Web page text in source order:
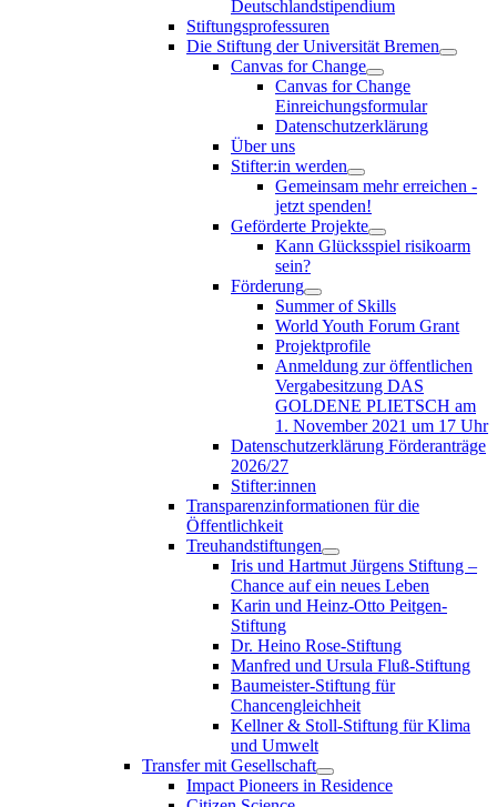
Deutschlandstipendium
Stiftungsprofessuren
Die Stiftung der Universität Bremen
Canvas for Change
Canvas for Change
Einreichungsformular
Datenschutzerklärung
Über uns
Stifter:in werden
Gemeinsam mehr erreichen -
jetzt spenden!
Geförderte Projekte
Kann Glücksspiel risikoarm
sein?
Förderung
Summer of Skills
World Youth Forum Grant
Projektprofile
Anmeldung zur öffentlichen
Vergabesitzung DAS
GOLDENE PLIETSCH am
1. November 2021 um 17 Uhr
Datenschutzerklärung Förderanträge
2026/27
Stifter:innen
Transparenzinformationen für die
Öffentlichkeit
Treuhandstiftungen
Iris und Hartmut Jürgens Stiftung –
Chance auf ein neues Leben
Karin und Heinz-Otto Peitgen-
Stiftung
Dr. Heino Rose-Stiftung
Manfred und Ursula Fluß-Stiftung
Baumeister-Stiftung für
Chancengleichheit
Kellner & Stoll-Stiftung für Klima
und Umwelt
Transfer mit Gesellschaft
Impact Pioneers in Residence